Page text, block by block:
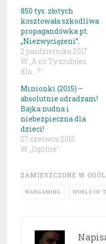
850 tys. złotych
kosztowała szkodliwa
propagandówka pt.
„Niezwyciężeni”.
2 października 2017
W „A co Ty zrobiłeś
dla... ?"
Minionki (2015) –
absolutnie odradzam!
Bajka nudna i
niebezpieczna dla
dzieci!
27 czerwca 2015
W „Ogólne"
ZAMIESZCZONE W
WARGAMING WORLD OF